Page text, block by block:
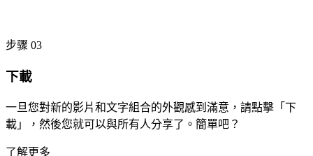
步骤 03
下載
一旦您對新的影片和文字組合的外觀感到滿意，請點擊「下
載」，然後您就可以與所有人分享了。簡單吧？
了解更多